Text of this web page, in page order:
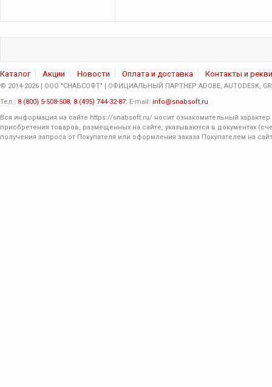
Каталог Акции Новости Оплата и доставка Контакты и
© 2014-2026 | ООО "СНАБСОФТ" | ОФИЦИАЛЬНЫЙ ПАРТНЕР ADOBE, AUTODESK,
Тел.: 8 (800) 5-508-508, 8 (495) 744-32-87; E-mail: info@snabsoft.ru
Вся информация на сайте https://snabsoft.ru/ носит ознакомительный
приобретения товаров, размещенных на сайте, указываются в документах
получения запроса от Покупателя или оформления заказа Покупателем на